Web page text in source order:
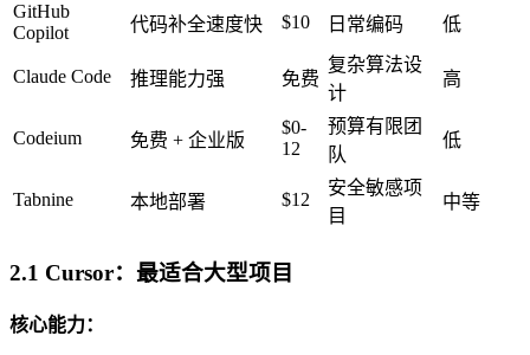
GitHub
Copilot
代码补全速度快 $10 日常编码 低
Claude Code 推理能力强 免费
复杂算法设
计
高
Codeium 免费 + 企业版
$0-
12
预算有限团
队
低
Tabnine 本地部署 $12
安全敏感项
目
中等
2.1 Cursor：最适合大型项目
核心能力：